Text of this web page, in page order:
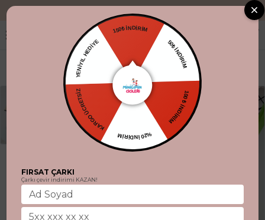
"Aynı gün
150₺ İNDİRİM
50₺ İNDİRİM
100 ₺ İNDİRİM
%20 İNDİRİM
KARGO ÜCRETSİZ
YENİYIL HEDİYE
FIRSAT ÇARKI
Çarkı çevir indirimi KAZAN!